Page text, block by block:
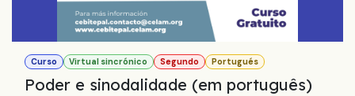
Curso Virtual sincrónico Segundo Portugués
Poder e sinodalidade (em português)